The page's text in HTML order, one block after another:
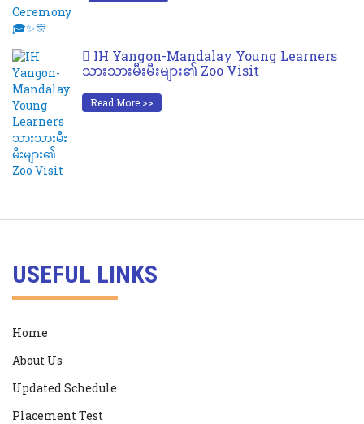
IH Yangon-Mandalay Young Learners
သားသားမီးမီးများ၏ Zoo Visit
Read More >>
USEFUL LINKS
Home
About Us
Updated Schedule
Placement Test